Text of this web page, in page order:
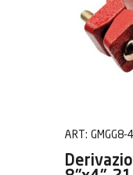
ART: GMGG8-4